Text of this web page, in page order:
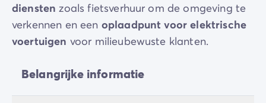
diensten zoals fietsverhuur om de omgeving te
verkennen en een oplaadpunt voor elektrische
voertuigen voor milieubewuste klanten.
Belangrijke informatie